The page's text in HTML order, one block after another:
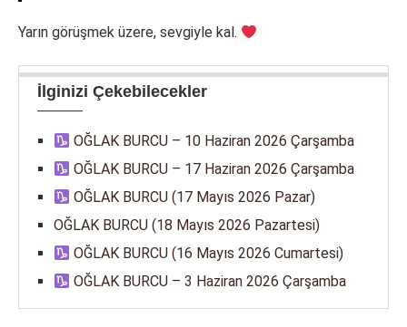
Yarın görüşmek üzere, sevgiyle kal.
İlginizi Çekebilecekler
OĞLAK BURCU – 10 Haziran 2026 Çarşamba
OĞLAK BURCU – 17 Haziran 2026 Çarşamba
OĞLAK BURCU (17 Mayıs 2026 Pazar)
OĞLAK BURCU (18 Mayıs 2026 Pazartesi)
OĞLAK BURCU (16 Mayıs 2026 Cumartesi)
OĞLAK BURCU – 3 Haziran 2026 Çarşamba